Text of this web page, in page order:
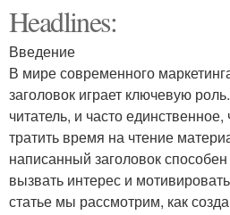
Headlines:
Введение
В мире современного
заголовок играет ключевую
читатель, и часто
тратить время на чтение
написанный заголовок
вызвать интерес и
статье мы рассмотрим, как